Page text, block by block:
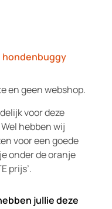
hondenbuggy
en geen webshop.
voor deze
hebben wij
voor een goede
onder de oranje
prijs’.
jullie deze